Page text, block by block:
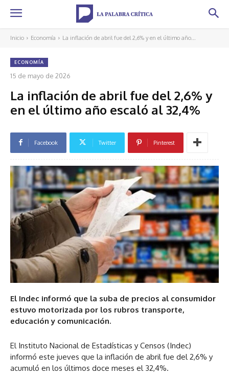
Inicio Economía La inflación de abril fue del 2,6% y en el último año...
ECONOMÍA
15 de mayo de 2026
La inflación de abril fue del 2,6% y
en el último año escaló al 32,4%
Facebook Twitter Pinterest
El Indec informó que la suba de precios al consumidor
estuvo motorizada por los rubros transporte,
educación y comunicación.
El Instituto Nacional de Estadísticas y Censos (Indec)
informó este jueves que la inflación de abril fue del 2,6% y
acumuló en los últimos doce meses el 32,4%.